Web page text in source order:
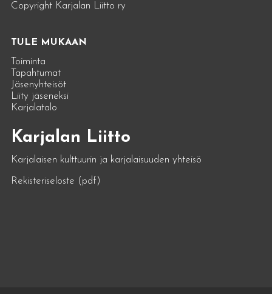
Copyright Karjalan Liitto ry
TULE MUKAAN
Toiminta
Tapahtumat
Jäsenyhteisöt
Liity jäseneksi
Karjalatalo
Karjalan Liitto
Karjalaisen kulttuurin ja karjalaisuuden yhteisö
Rekisteriseloste (pdf)